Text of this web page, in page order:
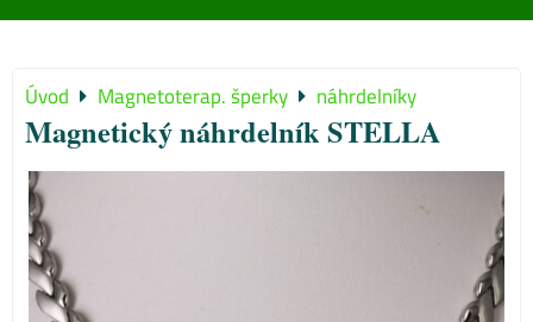
Úvod Magnetoterap. šperky náhrdelníky
Magnetický náhrdelník STELLA